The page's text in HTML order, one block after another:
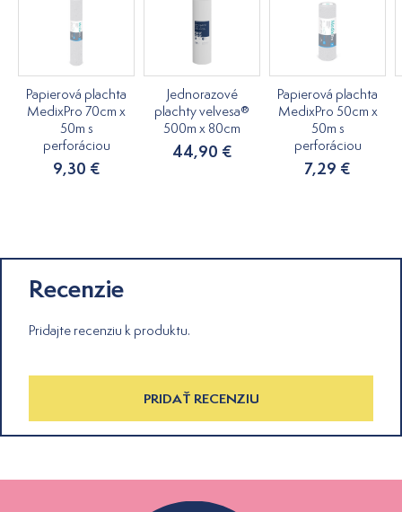
Papierová plachta
MedixPro 70cm x
50m s
perforáciou
9,30 €
Jednorazové
plachty velvesa®
500m x 80cm
44,90 €
Papierová plachta
MedixPro 50cm x
50m s
perforáciou
7,29 €
Recenzie
Pridajte recenziu k produktu.
PRIDAŤ RECENZIU